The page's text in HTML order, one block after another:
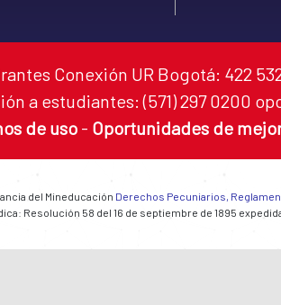
Conexión UR Bogotá: 422
a estudiantes: (571) 297 0200
de uso - Oportunidades de
del Mineducación Derechos Pecuniarios,
Resolución 58 del 16 de septiembre de 1895